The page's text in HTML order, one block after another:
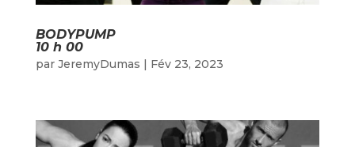
BODYPUMP
10 h 00
par JeremyDumas | Fév 23, 2023